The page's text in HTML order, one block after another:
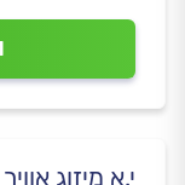
י.א מיזוג אוויר